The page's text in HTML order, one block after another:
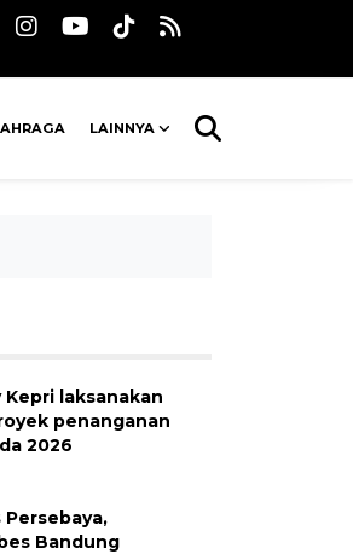
LAINNYA
Kepri laksanakan
penanganan
2026
Persebaya,
Bandung